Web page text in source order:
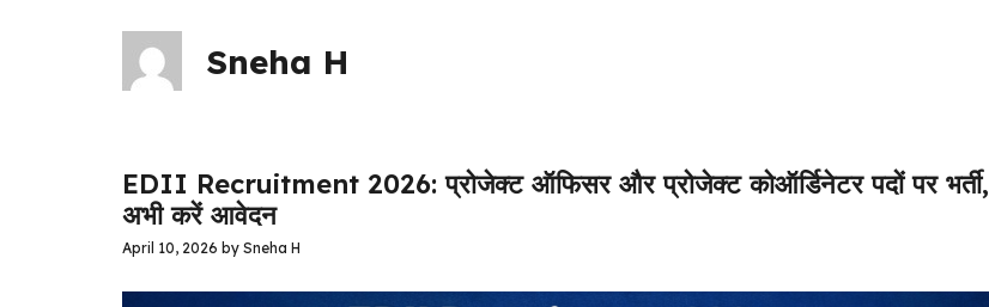
Sneha H
EDII Recruitment 2026: प्रोजेक्ट ऑफिसर और प्रोजेक्ट कोऑर्डिनेटर पदों पर भर्ती,
अभी करें आवेदन
April 10, 2026 by Sneha H